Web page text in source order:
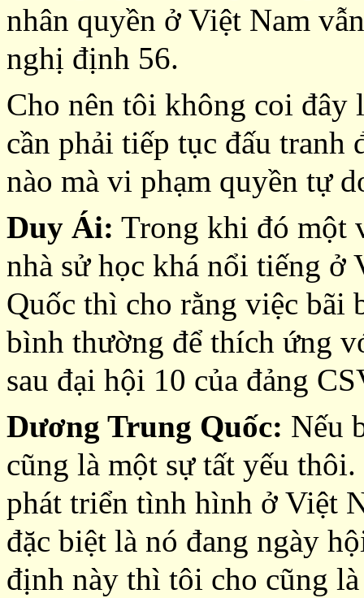
nhân quyền ở Việt Nam
nghị định 56.
Cho nên tôi không coi
cần phải tiếp tục đấu tranh
nào mà vi phạm quyền tự
Duy Ái: Trong khi đó một
nhà sử học khá nổi tiếng
Quốc thì cho rằng việc bãi
bình thường để thích ứng
sau đại hội 10 của đảng
Dương Trung Quốc: Nếu
cũng là một sự tất yếu
phát triển tình hình ở Việt
đặc biệt là nó đang ngày
định này thì tôi cho cũng